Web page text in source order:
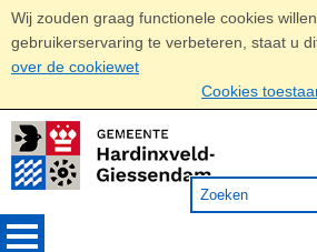
Wij zouden graag functionele cookies
gebruikerservaring te verbeteren, staat u
over de cookiewet
Cookies